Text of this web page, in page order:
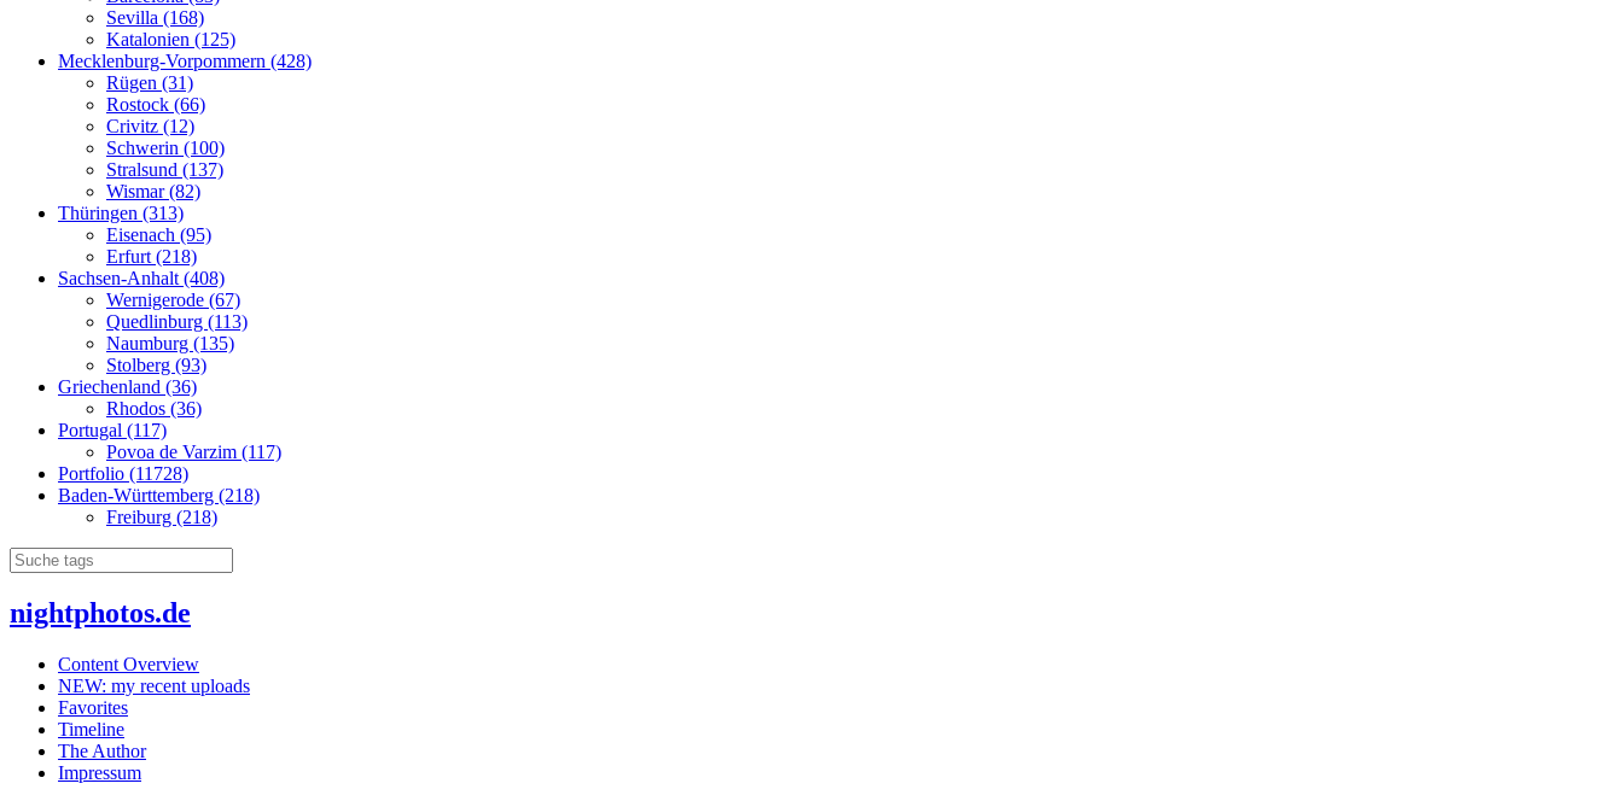
Sevilla (168)
Katalonien (125)
Mecklenburg-Vorpommern (428)
Rügen (31)
Rostock (66)
Crivitz (12)
Schwerin (100)
Stralsund (137)
Wismar (82)
Thüringen (313)
Eisenach (95)
Erfurt (218)
Sachsen-Anhalt (408)
Wernigerode (67)
Quedlinburg (113)
Naumburg (135)
Stolberg (93)
Griechenland (36)
Rhodos (36)
Portugal (117)
Povoa de Varzim (117)
Portfolio (11728)
Baden-Württemberg (218)
Freiburg (218)
nightphotos.de
Content Overview
NEW: my recent uploads
Favorites
Timeline
The Author
Impressum